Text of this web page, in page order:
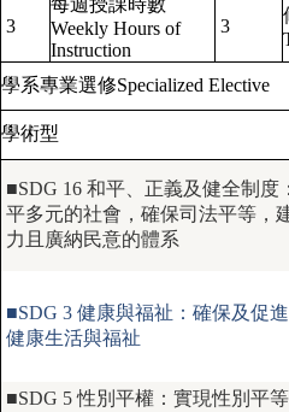
3
每週授課時數
Weekly Hours of
Instruction
3
學系專業選修Specialized Elective
學術型
■SDG 16 和平、正義及健全制度
平多元的社會，確保司法平等，
力且廣納民意的體系
■SDG 3 健康與福祉：確保及促
健康生活與福祉
■SDG 5 性別平權：實現性別平